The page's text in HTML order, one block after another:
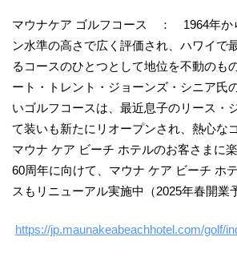
マウナケア ゴルフコース ： 1964年か
ン水準の高さで広く評価され、ハワイで
るコースのひとつとして地位を不動のも
ート・トレント・ジョーンズ・シニア氏
いゴルフコースは、最近息子のリース・
て装いも新たにリオープンされ、熱心な
マウナ ケア ビーチ ホテルのお客さまに
60周年に向けて、マウナ ケア ビーチ ホ
スもリニューアル実施中（2025年春開業
https://jp.maunakeabeachhotel.com/golf/